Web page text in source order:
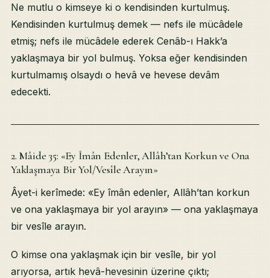
Ne mutlu o kimseye ki o kendisinden kurtulmuş.
Kendisinden kurtulmuş demek — nefs ile mücâdele
etmiş; nefs ile mücâdele ederek Cenâb-ı Hakk’a
yaklaşmaya bir yol bulmuş. Yoksa eğer kendisinden
kurtulmamış olsaydı o hevâ ve hevese devâm
edecekti.
2. Mâide 35: «Ey Îmân Edenler, Allâh’tan Korkun ve Ona
Yaklaşmaya Bir Yol/Vesîle Arayın»
Âyet-i kerîmede: «Ey îmân edenler, Allâh’tan korkun
ve ona yaklaşmaya bir yol arayın» — ona yaklaşmaya
bir vesîle arayın.
O kimse ona yaklaşmak için bir vesîle, bir yol
arıyorsa, artık hevâ-hevesinin üzerine çıktı;